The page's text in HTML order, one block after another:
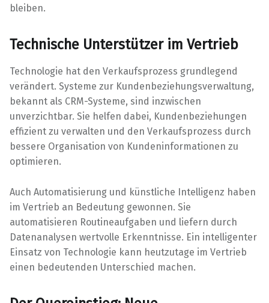
bleiben.
Technische Unterstützer im Vertrieb
Technologie hat den Verkaufsprozess grundlegend
verändert. Systeme zur Kundenbeziehungsverwaltung,
bekannt als CRM-Systeme, sind inzwischen
unverzichtbar. Sie helfen dabei, Kundenbeziehungen
effizient zu verwalten und den Verkaufsprozess durch
bessere Organisation von Kundeninformationen zu
optimieren.
Auch Automatisierung und künstliche Intelligenz haben
im Vertrieb an Bedeutung gewonnen. Sie
automatisieren Routineaufgaben und liefern durch
Datenanalysen wertvolle Erkenntnisse. Ein intelligenter
Einsatz von Technologie kann heutzutage im Vertrieb
einen bedeutenden Unterschied machen.